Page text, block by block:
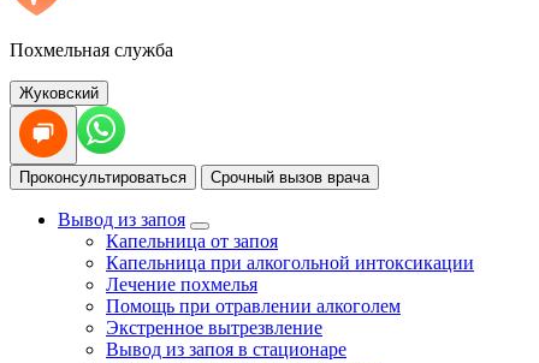
Похмельная служба
Жуковский
Проконсультироваться Срочный вызов врача
Вывод из запоя
Капельница от запоя
Капельница при алкогольной интоксикации
Лечение похмелья
Помощь при отравлении алкоголем
Экстренное вытрезвление
Вывод из запоя в стационаре